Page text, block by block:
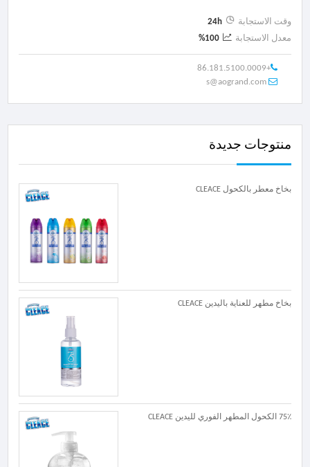
وقت الاستجابة
24h
معدل الاستجابة
100%
+86.181.5100.0009
s@aogrand.com
منتوجات جديدة
بخاخ معطر بالكحول CLEACE
بخاخ مطهر للعناية باليدين CLEACE
75٪ الكحول المطهر الفوري لليدين CLEACE